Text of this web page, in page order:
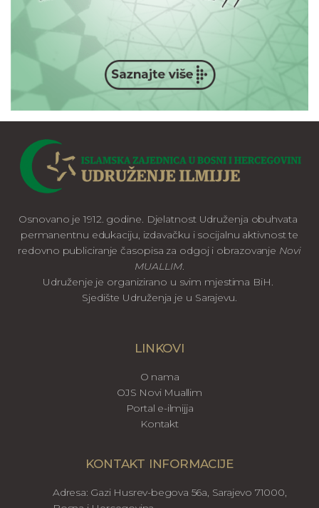
Osnovano je 1912. godine. Djelatnost Udruženja obuhvata
permanentnu edukaciju, izdavačku i socijalnu aktivnost te
redovno publiciranje časopisa za odgoj i obrazovanje Novi
MUALLIM.
Udruženje je organizirano u svim mjestima BiH.
Sjedište Udruženja je u Sarajevu.
LINKOVI
O nama
OJS Novi Muallim
Portal e-ilmijja
Kontakt
KONTAKT INFORMACIJE
Adresa: Gazi Husrev-begova 56a, Sarajevo 71000,